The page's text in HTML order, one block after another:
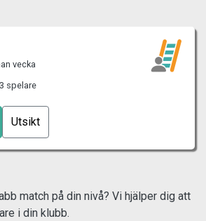
vecka
spelare
Utsikt
match på din nivå? Vi hjälper dig att
i din klubb.